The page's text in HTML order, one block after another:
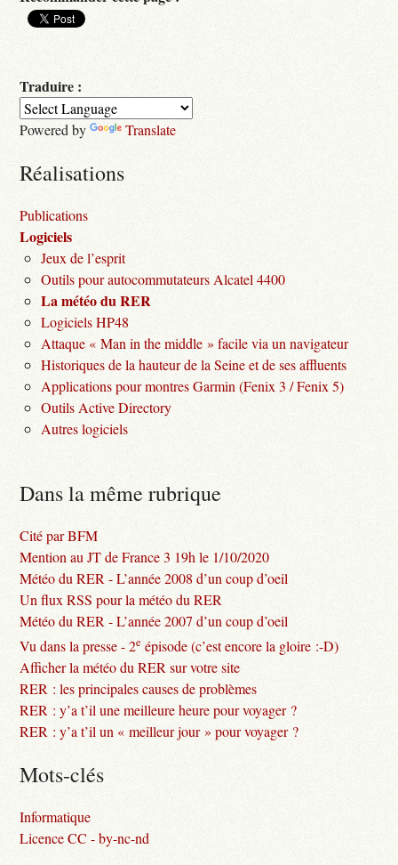
Traduire :
Powered by Translate
Réalisations
Publications
Logiciels
Jeux de l’esprit
Outils pour autocommutateurs Alcatel 4400
La météo du RER
Logiciels HP48
Attaque « Man in the middle » facile via un navigateur
Historiques de la hauteur de la Seine et de ses affluents
Applications pour montres Garmin (Fenix 3 / Fenix 5)
Outils Active Directory
Autres logiciels
Dans la même rubrique
Cité par BFM
Mention au JT de France 3 19h le 1/10/2020
Météo du RER - L’année 2008 d’un coup d’oeil
Un flux RSS pour la météo du RER
Météo du RER - L’année 2007 d’un coup d’oeil
Vu dans la presse - 2e épisode (c’est encore la gloire :-D)
Afficher la météo du RER sur votre site
RER : les principales causes de problèmes
RER : y’a t’il une meilleure heure pour voyager ?
RER : y’a t’il un « meilleur jour » pour voyager ?
Mots-clés
Informatique
Licence CC - by-nc-nd